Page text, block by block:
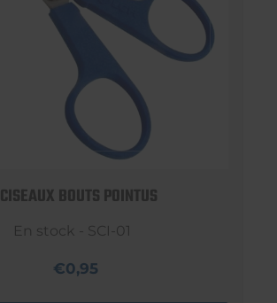
CISEAUX BOUTS POINTUS
En stock - SCI-01
€0,95